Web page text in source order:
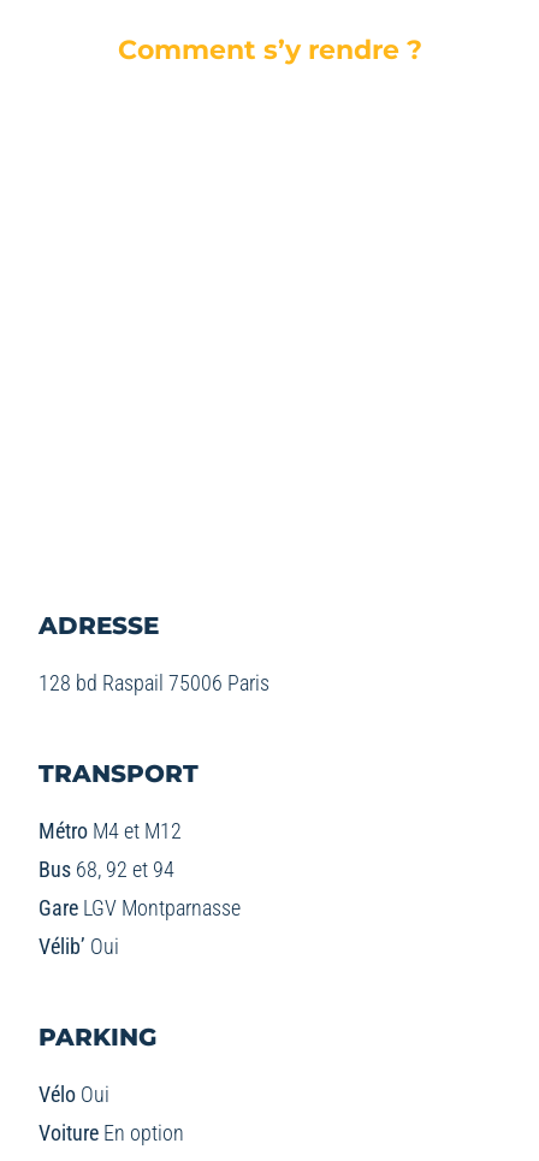
Comment s’y rendre ?
ADRESSE
128 bd Raspail 75006 Paris
TRANSPORT
MétroM4 et M12
Bus68, 92 et 94
GareLGV Montparnasse
Vélib’ Oui
PARKING
VéloOui
VoitureEn option